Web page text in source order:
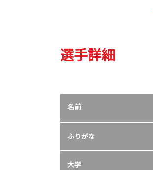
選手詳細
名前
ふりがな
大学